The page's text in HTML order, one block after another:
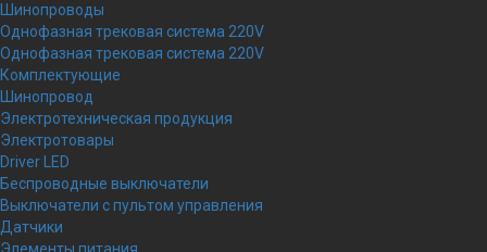
Шинопроводы
Однофазная трековая система 220V
Однофазная трековая система 220V
Комплектующие
Шинопровод
Электротехническая продукция
Электротовары
Driver LED
Беспроводные выключатели
Выключатели с пультом управления
Датчики